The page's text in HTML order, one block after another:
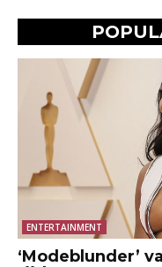
ENTERTAINMENT
‘Modeblunder’